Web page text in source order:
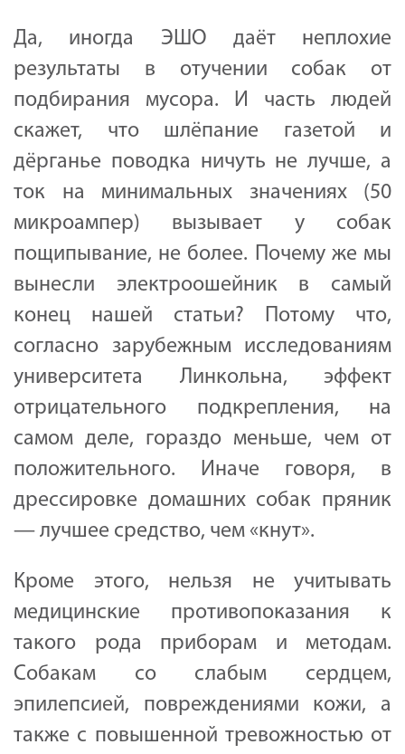
Да, иногда ЭШО даёт неплохие
результаты в отучении собак от
подбирания мусора. И часть людей
скажет, что шлёпание газетой и
дёрганье поводка ничуть не лучше, а
ток на минимальных значениях (50
микроампер) вызывает у собак
пощипывание, не более. Почему же мы
вынесли электроошейник в самый
конец нашей статьи? Потому что,
согласно зарубежным исследованиям
университета Линкольна, эффект
отрицательного подкрепления, на
самом деле, гораздо меньше, чем от
положительного. Иначе говоря, в
дрессировке домашних собак пряник
— лучшее средство, чем «кнут».
Кроме этого, нельзя не учитывать
медицинские противопоказания к
такого рода приборам и методам.
Собакам со слабым сердцем,
эпилепсией, повреждениями кожи, а
также с повышенной тревожностью от